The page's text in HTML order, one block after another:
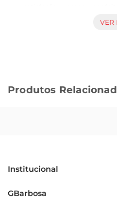
acompanhar suas
Além de serem
escola ou em passeios.
Os MM's são uma ótima
VER
Produtos
Institucional
GBarbosa